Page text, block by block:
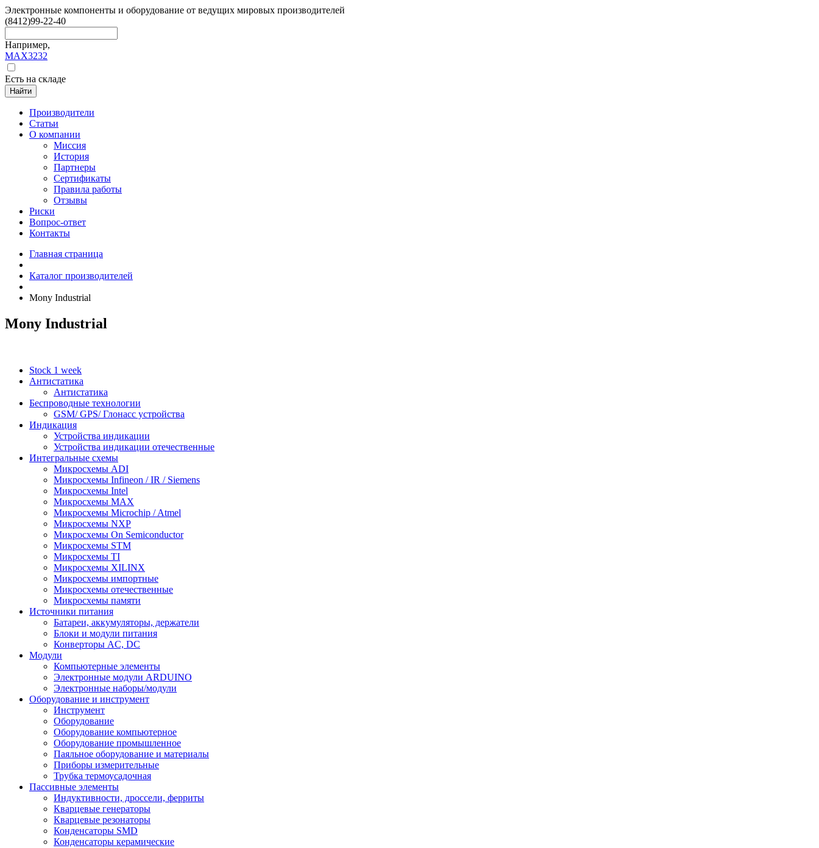
Электронные компоненты и оборудование от ведущих мировых производителей
(8412)99-22-40
Например,
MAX3232
Есть на складе
Найти
Производители
Статьи
О компании
Миссия
История
Партнеры
Сертификаты
Правила работы
Отзывы
Риски
Вопрос-ответ
Контакты
Главная страница
Каталог производителей
Mony Industrial
Mony Industrial
Stock 1 week
Антистатика
Антистатика
Беспроводные технологии
GSM/ GPS/ Глонасс устройства
Индикация
Устройства индикации
Устройства индикации отечественные
Интегральные схемы
Микросхемы ADI
Микросхемы Infineon / IR / Siemens
Микросхемы Intel
Микросхемы MAX
Микросхемы Microchip / Atmel
Микросхемы NXP
Микросхемы On Semiconductor
Микросхемы STM
Микросхемы TI
Микросхемы XILINX
Микросхемы импортные
Микросхемы отечественные
Микросхемы памяти
Источники питания
Батареи, аккумуляторы, держатели
Блоки и модули питания
Конверторы AC, DC
Модули
Компьютерные элементы
Электронные модули ARDUINO
Электронные наборы/модули
Оборудование и инструмент
Инструмент
Оборудование
Оборудование компьютерное
Оборудование промышленное
Паяльное оборудование и материалы
Приборы измерительные
Трубка термоусадочная
Пассивные элементы
Индуктивности, дроссели, ферриты
Кварцевые генераторы
Кварцевые резонаторы
Конденсаторы SMD
Конденсаторы керамические